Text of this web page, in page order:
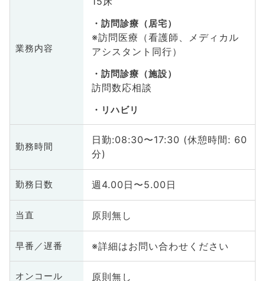
業務内容
訪問診療（居宅）
※訪問医療（看護師、メディカル
アシスタント同行）
訪問診療（施設）
訪問数応相談
リハビリ
勤務時間
日勤:08:30〜17:30 (休憩時間: 60
分)
勤務日数 週4.00日〜5.00日
当直 原則無し
早番／遅番 ※詳細はお問い合わせください
オンコール 原則無し